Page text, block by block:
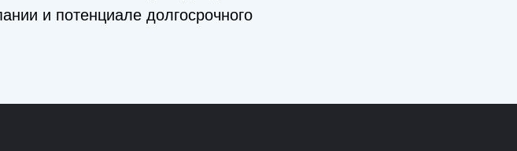
и потенциале долгосрочного